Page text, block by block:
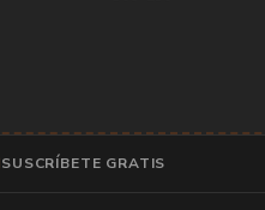
SUSCRÍBETE GRATIS